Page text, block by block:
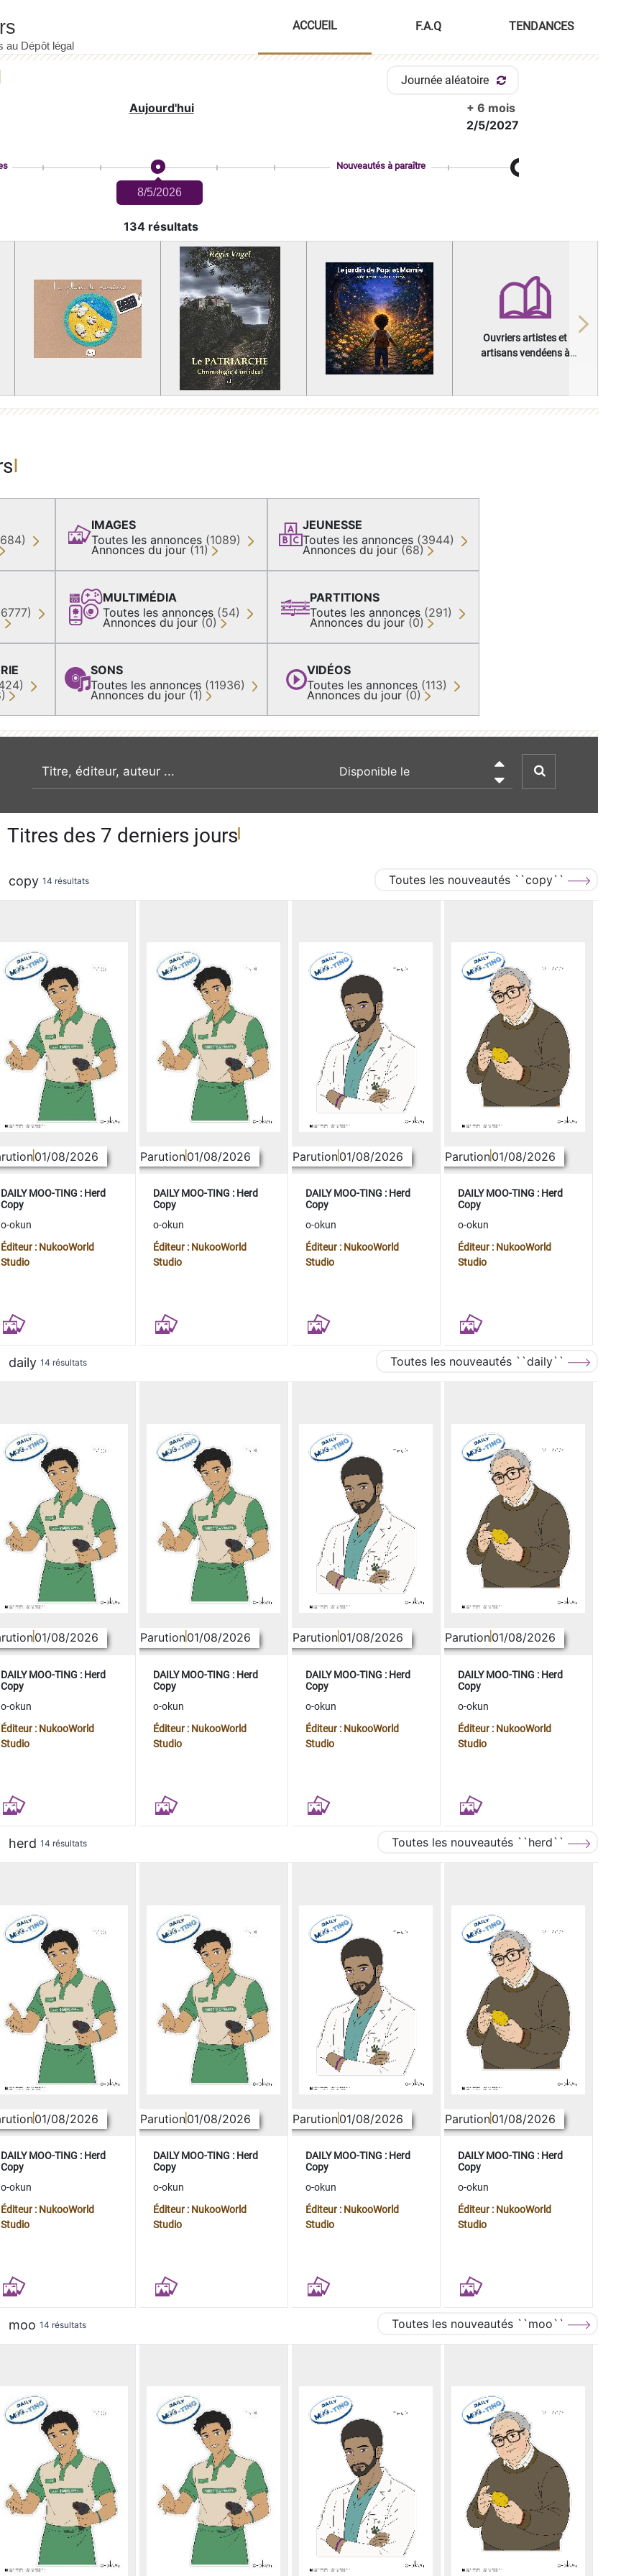
ACCUEIL F.A.Q TENDANCES
Journée aléatoire
Aujourd'hui
+ 6 mois
2/5/2027
8/5/2026
Nouveautés à paraître
134 résultats
Ouvriers artistes et
artisans vendéens à
(1937)
Next
IMAGES
Toutes les annonces (1089)
Annonces du jour (11)
MULTIMÉDIA
Toutes les annonces (54)
Annonces du jour (0)
SONS
Toutes les annonces (11936)
Annonces du jour (1)
JEUNESSE
Toutes les annonces (3944)
Annonces du jour (68)
PARTITIONS
Toutes les annonces (291)
Annonces du jour (0)
VIDÉOS
Toutes les annonces (113)
Annonces du jour (0)
recherche par mot clé

Titres des 7 derniers jours
copy 14 résultats Toutes les nouveautés ``copy``
01/08/2026
DAILY MOO-TING : Herd
Copy
o-okun
Éditeur : NukooWorld
Studio
Parution01/08/2026
DAILY MOO-TING : Herd
Copy
o-okun
Éditeur : NukooWorld
Studio
Parution01/08/2026
DAILY MOO-TING : Herd
Copy
o-okun
Éditeur : NukooWorld
Studio
Parution01/08/2026
DAILY MOO-TING : Herd
Copy
o-okun
Éditeur : NukooWorld
Studio
daily 14 résultats Toutes les nouveautés ``daily``
01/08/2026
DAILY MOO-TING : Herd
Copy
o-okun
Éditeur : NukooWorld
Studio
Parution01/08/2026
DAILY MOO-TING : Herd
Copy
o-okun
Éditeur : NukooWorld
Studio
Parution01/08/2026
DAILY MOO-TING : Herd
Copy
o-okun
Éditeur : NukooWorld
Studio
Parution01/08/2026
DAILY MOO-TING : Herd
Copy
o-okun
Éditeur : NukooWorld
Studio
herd 14 résultats Toutes les nouveautés ``herd``
01/08/2026
DAILY MOO-TING : Herd
Copy
o-okun
Éditeur : NukooWorld
Studio
Parution01/08/2026
DAILY MOO-TING : Herd
Copy
o-okun
Éditeur : NukooWorld
Studio
Parution01/08/2026
DAILY MOO-TING : Herd
Copy
o-okun
Éditeur : NukooWorld
Studio
Parution01/08/2026
DAILY MOO-TING : Herd
Copy
o-okun
Éditeur : NukooWorld
Studio
moo 14 résultats Toutes les nouveautés ``moo``